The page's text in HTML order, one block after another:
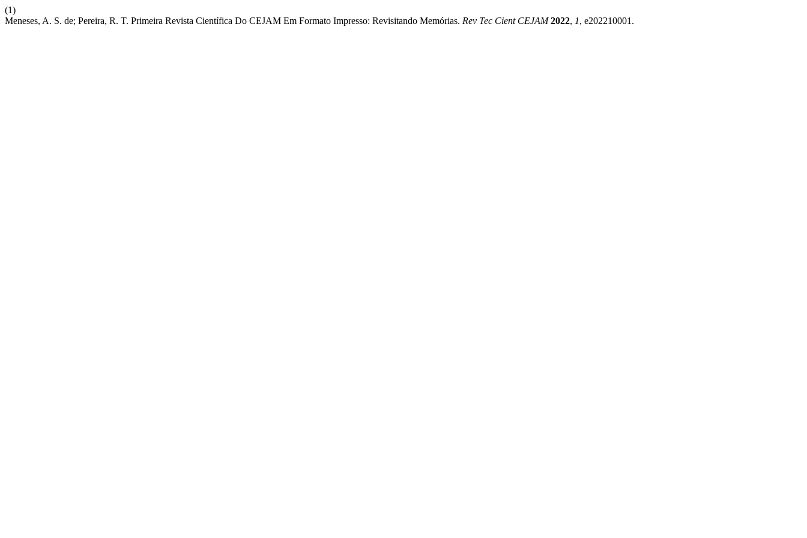
(1)
Meneses, A. S. de; Pereira, R. T. Primeira Revista Científica Do CEJAM Em Formato Impresso: Revisitando Memórias. Rev Tec Cient CEJAM 2022, 1, e202210001.